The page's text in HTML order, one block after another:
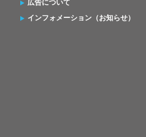
広告について
インフォメーション（お知らせ）